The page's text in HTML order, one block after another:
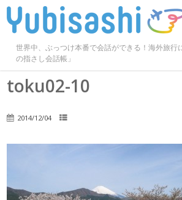
世界中、ぶっつけ本番で会話ができる！海外旅行
の指さし会話帳」
toku02-10
2014/12/04